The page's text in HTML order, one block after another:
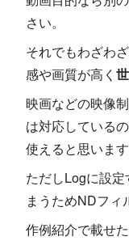
さい。
それでもわざわ
感や画質が高く
映画などの映像
は対応している
使えると思います
ただしLogに設定
まうためNDフィ
作例紹介で載せ